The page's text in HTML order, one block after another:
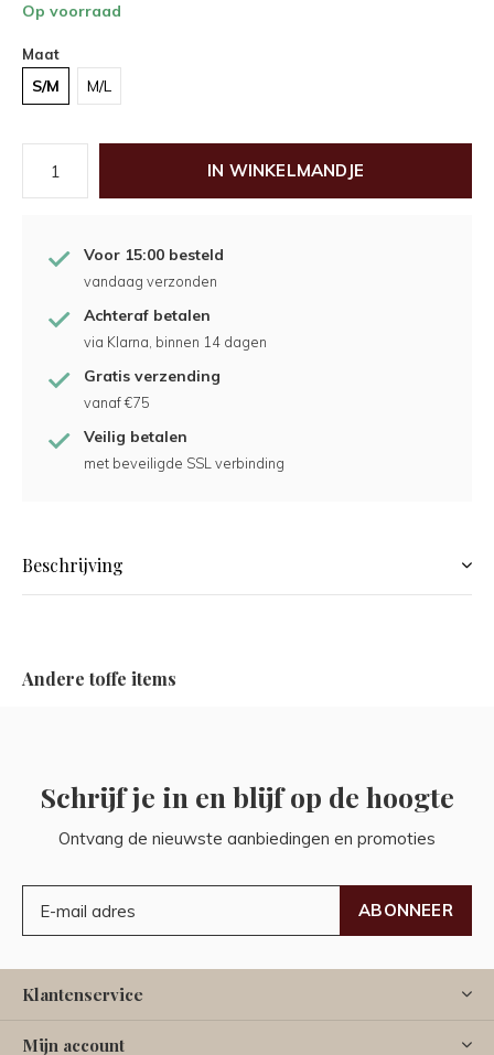
Op voorraad
Maat
S/M M/L
IN WINKELMANDJE
Voor 15:00 besteld
vandaag verzonden
Achteraf betalen
via Klarna, binnen 14 dagen
Gratis verzending
vanaf €75
Veilig betalen
met beveiligde SSL verbinding
Beschrijving
Andere toffe items
Schrijf je in en blijf op de hoogte
Ontvang de nieuwste aanbiedingen en promoties
ABONNEER
Klantenservice
Mijn account